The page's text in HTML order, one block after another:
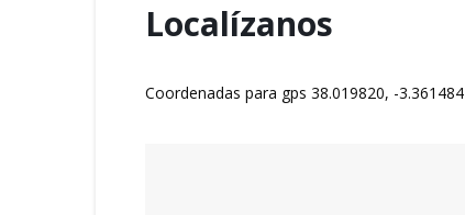
Localízanos
Coordenadas para gps 38.019820, -3.361484